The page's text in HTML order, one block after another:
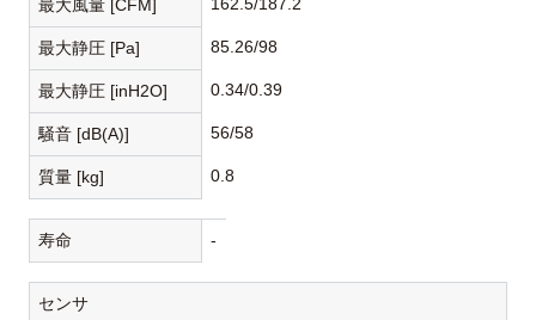
最大風量 [CFM]
最大静圧 [Pa] 85.26/98
最大静圧 [inH2O] 0.34/0.39
騒音 [dB(A)] 56/58
質量 [kg] 0.8
寿命 -
センサ